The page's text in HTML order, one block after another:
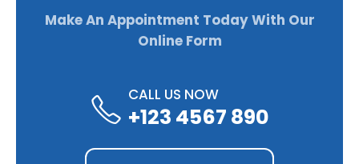
Make An Appointment Today With Our
Online Form
CALL US NOW
+123 4567 890